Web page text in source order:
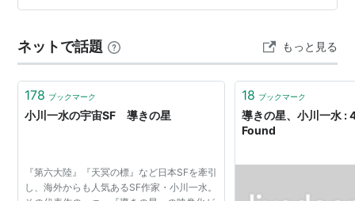
動車教習所や長男の学費や生活費としてまとまったお金
か工面してしのいでいる状況であります。 お金の面もさ
ることながら、健康面でも心配になってきました。介護
職を中高年から中途で就職。。それも一番キツイと…
ネットで話題 もっと見る
178 ブックマーク
小川一水の宇宙SF 導きの星
『第六大陸』『天冥の標』など日本SFを牽引
し、海外からも人気あるSF作家・小川一水。
18 ブックマーク
導きの星、小川一水 :
Found